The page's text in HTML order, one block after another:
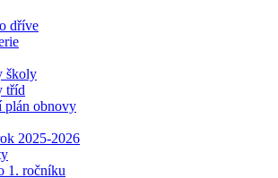
dříve
školy
tříd
plán obnovy
2025-2026
1. ročníku